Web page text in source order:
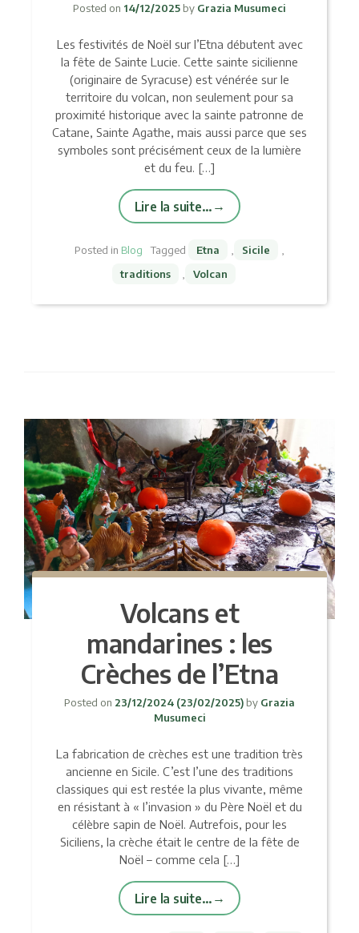
Posted on 14/12/2025 by Grazia Musumeci
Les festivités de Noël sur l’Etna débutent avec
la fête de Sainte Lucie. Cette sainte sicilienne
(originaire de Syracuse) est vénérée sur le
territoire du volcan, non seulement pour sa
proximité historique avec la sainte patronne de
Catane, Sainte Agathe, mais aussi parce que ses
symboles sont précisément ceux de la lumière
et du feu. […]
Lire la suite…
Posted in Blog Tagged Etna Sicile
traditions
Volcan
Volcans et
mandarines : les
Crèches de l’Etna
Posted on 23/12/2024 (23/02/2025) by Grazia
Musumeci
La fabrication de crèches est une tradition très
ancienne en Sicile. C’est l’une des traditions
classiques qui est restée la plus vivante, même
en résistant à « l’invasion » du Père Noël et du
célèbre sapin de Noël. Autrefois, pour les
Siciliens, la crèche était le centre de la fête de
Noël – comme cela […]
Lire la suite…